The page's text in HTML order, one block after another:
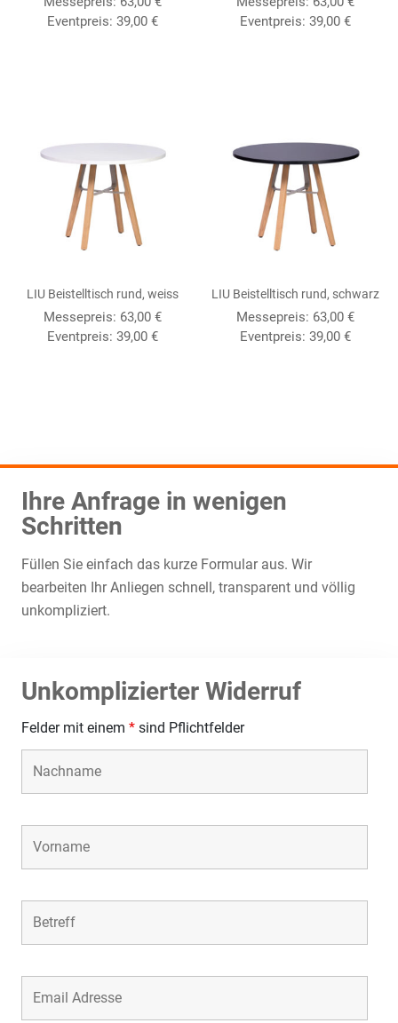
Eventpreis: 39,00 €
Eventpreis:39,00€
LIU Beistelltisch rund, weiss
Messepreis: 63,00 €
Eventpreis: 39,00 €
LIU Beistelltisch rund, schwarz
Messepreis: 63,00€
Eventpreis:39,00€
Ihre Anfrage in wenigen
Schritten
Füllen Sie einfach das kurze Formular aus. Wir
bearbeiten Ihr Anliegen schnell, transparent und völlig
unkompliziert.
Unkomplizierter Widerruf
Felder mit einem * sind Pflichtfelder